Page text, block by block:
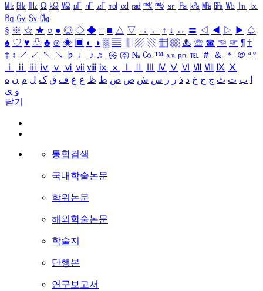
㎒ ㎓ ㎔ Ω ㏀ ㏁ ㎊ ㎋ ㎌ ㏖ ㏅ ㎭ ㎮ ㎯ ㏛ ㎩ ㎪ ㎫ ㎬ ㏝ ㏐
㏓
㏃ ㏉ ㏜ ㏆
§ ※ ☆ ★ ○ ● ◎ ◇ ◆ □ ■ △ ▽ → ← ↑ ↓ ↔ 〓 ◁ ◀ ▷ ▶ ♤
♠ ♡ ♥ ♧ ♣ ⊙ ◈ ▣ ◐ ◑ ▒ ▤ ▨ ▧ ▦ ▩ ♨ ☏ ☎ ☜ ☞ ¶ †
‡ ↕ ↗ ↙ ↖ ↘ ♭ ♩ ♪ ♬ ㉿ ㈜ № ㏇ ™ ㏂ ㏘ ℡ ＃ ＆ ＊ ＠ ª º
ⅰ
ⅱ ⅲ ⅳ ⅴ ⅵ ⅶ ⅷ ⅸ ⅹ Ⅳ Ⅴ Ⅵ Ⅶ Ⅷ Ⅸ Ⅹ
ب ت ث ج ح خ د ذ ر ز س ش ص ض ط ظ ع غ ف ق ک ل م ن ه
و ی
닫기
통합검색
국내학술논문
학위논문
해외학술논문
학술지
단행본
연구보고서